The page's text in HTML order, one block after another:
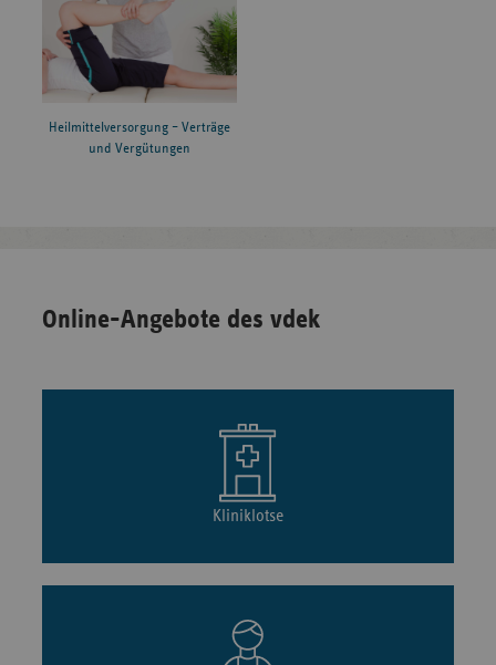
Heilmittelversorgung – Verträge
und Vergütungen
Online-Angebote des vdek
Kliniklotse